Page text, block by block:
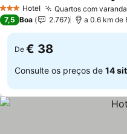
3 EstrelasHotel Quartos com
7,5 Boa 2.767 a 0.6 km de
De € 38
Consulte os preços de 14